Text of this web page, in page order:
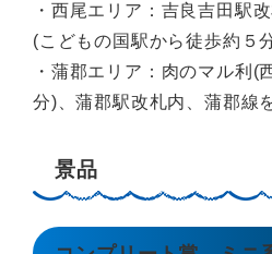
・西尾エリア：吉良吉田駅
(こどもの国駅から徒歩約５
・蒲郡エリア：肉のマル利(
分)、蒲郡駅改札内、蒲郡線
景品